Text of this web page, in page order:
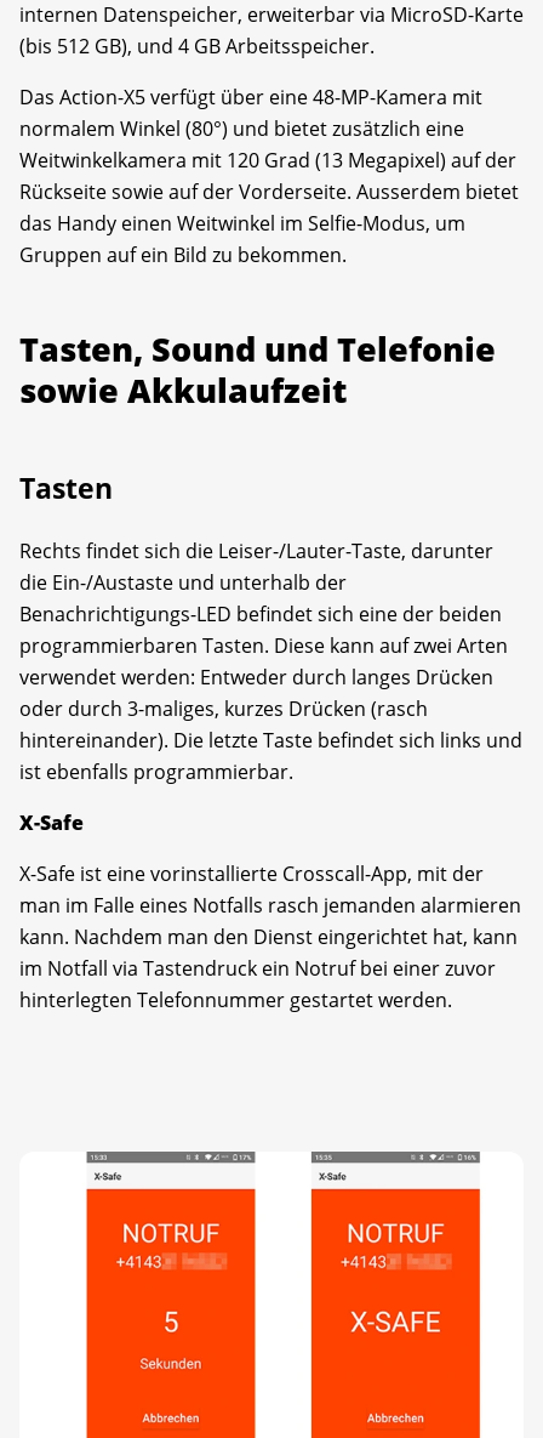
internen Datenspeicher, erweiterbar via MicroSD-Karte
(bis 512 GB), und 4 GB Arbeitsspeicher.
Das Action-X5 verfügt über eine 48-MP-Kamera mit
normalem Winkel (80°) und bietet zusätzlich eine
Weitwinkelkamera mit 120 Grad (13 Megapixel) auf der
Rückseite sowie auf der Vorderseite. Ausserdem bietet
das Handy einen Weitwinkel im Selfie-Modus, um
Gruppen auf ein Bild zu bekommen.
Tasten, Sound und Telefonie
sowie Akkulaufzeit
Tasten
Rechts findet sich die Leiser-/Lauter-Taste, darunter
die Ein-/Austaste und unterhalb der
Benachrichtigungs-LED befindet sich eine der beiden
programmierbaren Tasten. Diese kann auf zwei Arten
verwendet werden: Entweder durch langes Drücken
oder durch 3-maliges, kurzes Drücken (rasch
hintereinander). Die letzte Taste befindet sich links und
ist ebenfalls programmierbar.
X-Safe
X-Safe ist eine vorinstallierte Crosscall-App, mit der
man im Falle eines Notfalls rasch jemanden alarmieren
kann. Nachdem man den Dienst eingerichtet hat, kann
im Notfall via Tastendruck ein Notruf bei einer zuvor
hinterlegten Telefonnummer gestartet werden.